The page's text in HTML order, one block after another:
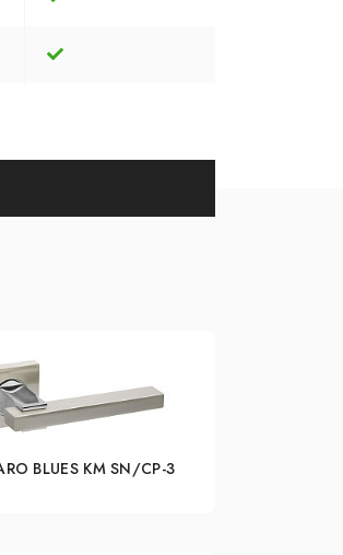
BLUES KM SN/CP-3